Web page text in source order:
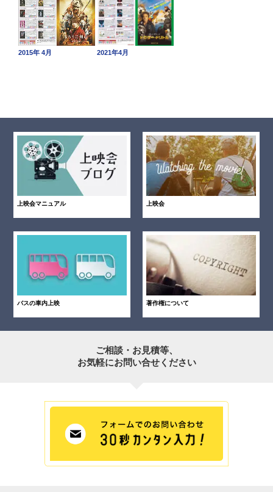
2015年 4月 2021年4月
上映会マニュアル 上映会
バスの車内上映 著作権について
ご相談・お見積等、
お気軽にお問い合せください